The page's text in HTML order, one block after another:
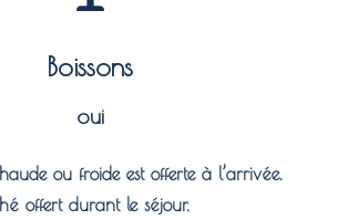
Boissons
oui
ou froide est offerte à l’arrivée.
Thé offert durant le séjour.